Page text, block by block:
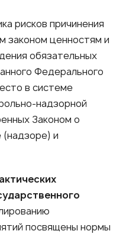
рисков причинения
законом ценностям и
обязательных
Федерального
в системе
надзорной
Законом о
(надзоре) и
посвящены нормы